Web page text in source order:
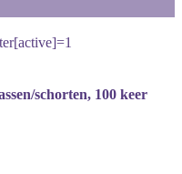
schorten, 100 keer